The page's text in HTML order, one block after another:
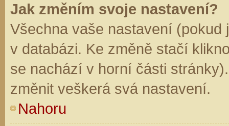
Jak změním svoje nastavení?
Všechna vaše nastavení (pokud
v databázi. Ke změně stačí
se nachází v horní části
změnit veškerá svá nastavení.
Nahoru